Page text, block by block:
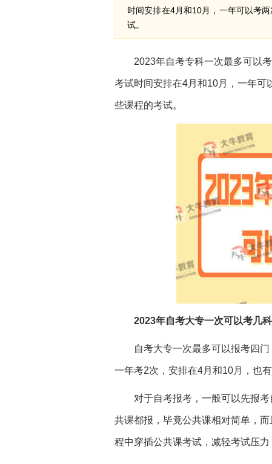
时间安排在4月和10月，一年可以考
试。
2023年自考专科一次最多可以
考试时间安排在4月和10月，一年可
些课程的考试。
2023年自考大专一次可以考几科
自考大专一次最多可以报考四
一年考2次，安排在4月和10月，也
对于自考报考，一般可以先报
共课都报，毕竟公共课相对简单，
程中穿插公共课考试，减轻考试压力